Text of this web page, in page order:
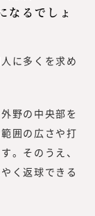
なるでしょ
に多くを求め
野の中央部を
囲の広さや打
。そのうえ、
く返球できる